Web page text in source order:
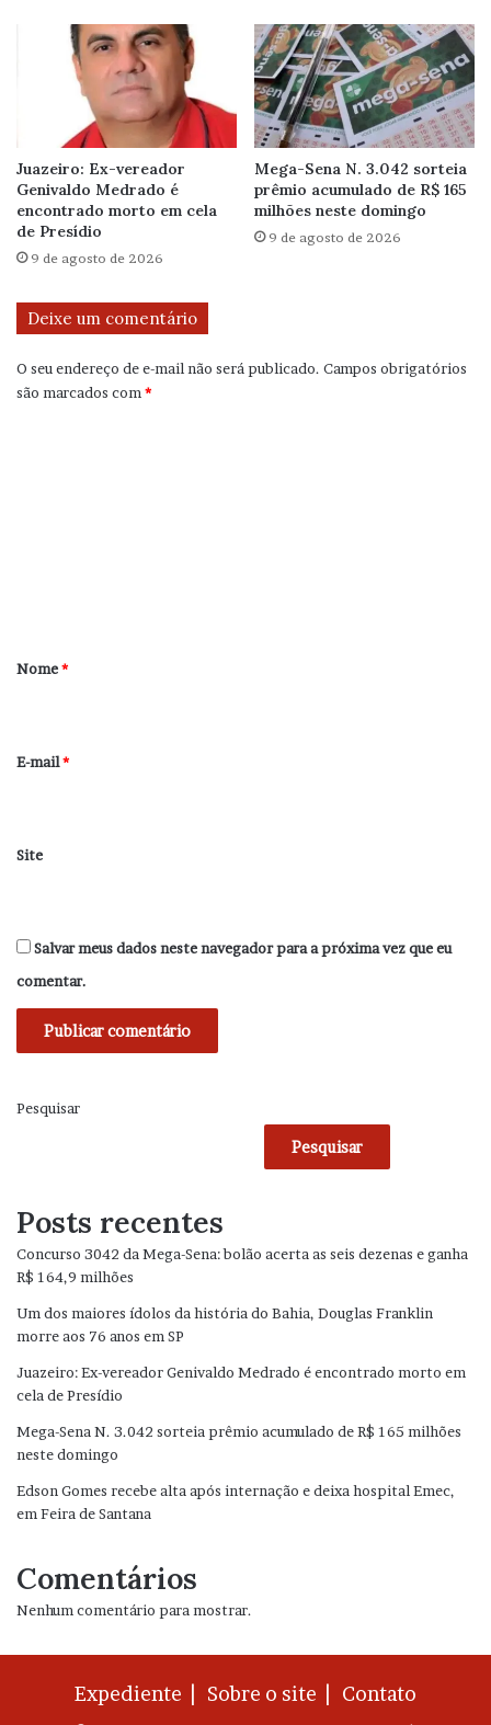
Juazeiro: Ex-vereador
Genivaldo Medrado é
encontrado morto em cela
de Presídio
9 de agosto de 2026
Mega-Sena N. 3.042 sorteia
prêmio acumulado de R$ 165
milhões neste domingo
9 de agosto de 2026
Deixe um comentário
O seu endereço de e-mail não será publicado. Campos obrigatórios
são marcados com *
r
*
Nome*
E-mail*
Site
Salvar meus dados neste navegador para a próxima vez que eu
comentar.
Pesquisar
Pesquisar
Posts recentes
Concurso 3042 da Mega-Sena: bolão acerta as seis dezenas e ganha
R$ 164,9 milhões
Um dos maiores ídolos da história do Bahia, Douglas Franklin
morre aos 76 anos em SP
Juazeiro: Ex-vereador Genivaldo Medrado é encontrado morto em
cela de Presídio
Mega-Sena N. 3.042 sorteia prêmio acumulado de R$ 165 milhões
neste domingo
Edson Gomes recebe alta após internação e deixa hospital Emec,
em Feira de Santana
Comentários
Nenhum comentário para mostrar.
Expediente | Sobre o site | Contato